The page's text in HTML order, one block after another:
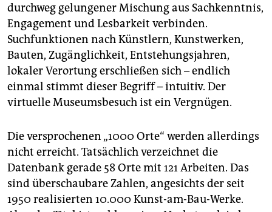
durchweg gelungener Mischung aus Sachkenntnis,
Engagement und Lesbarkeit verbinden.
Suchfunktionen nach Künstlern, Kunstwerken,
Bauten, Zugänglichkeit, Entstehungsjahren,
lokaler Verortung erschließen sich – endlich
einmal stimmt dieser Begriff – intuitiv. Der
virtuelle ­Museumsbesuch ist ein Vergnügen.
Die versprochenen „1000 Orte“ werden allerdings
nicht erreicht. Tatsächlich verzeichnet die
Datenbank gerade 58 Orte mit 121 Arbeiten. Das
sind überschaubare Zahlen, angesichts der seit
1950 realisierten 10.000 Kunst-am-Bau-Werke.